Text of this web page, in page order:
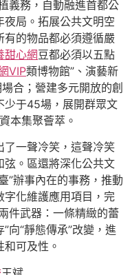
義務，自動融進首都公
夜局。拓展公共文明空
有的物品都必須遵循嚴
甜心網豆都必須以五點
VIP類博物館”、演藝新
合；營建多元開放的創
少于45場，展開群眾文
本集聚薈萃。
了一聲冷笑，這聲冷笑
弦。區還將深化公共文
”辦事內在的事務，推動
字化維護應用項目，完
件武器：一條精緻的蕾
向“靜態傳承”改變，進
可及性。